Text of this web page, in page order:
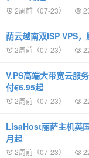
2周前（07-23）
荫云越南双ISP VPS
2周前（07-23）
V.PS高端大带宽云服
付€6.95起
2周前（07-23）
LisaHost丽萨主机英
月起
2周前（07-23）